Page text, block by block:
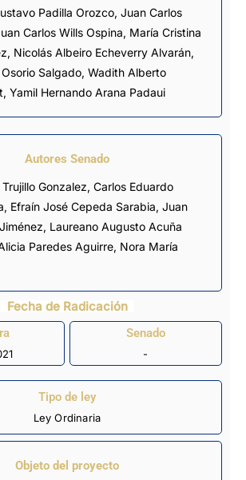
Padilla Orozco, Juan Carlos
Carlos Wills Ospina, María Cristina
, Nicolás Albeiro Echeverry Alvarán,
Salgado, Wadith Alberto
, Yamil Hernando Arana Padaui
Autores Senado
Efraín José Cepeda Sarabia, Juan
, Laureano Augusto Acuña
Paredes Aguirre, Nora María
Fecha de Radicación
Senado
-
Tipo de ley
Ley Ordinaria
Objeto del proyecto